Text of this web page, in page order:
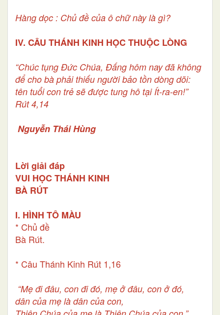
Hàng dọc : Chủ đề của ô chữ này là gì?
IV. CÂU THÁNH KINH HỌC THUỘC LÒNG
“Chúc tụng Đức Chúa, Đấng hôm nay đã không
để cho bà phải thiếu người bảo tồn dòng dõi:
tên tuổi con trẻ sẽ được tung hô tại Ít-ra-en!”
Rút 4,14
Nguyễn Thái Hùng
Lời giải đáp
VUI HỌC THÁNH KINH
BÀ RÚT
I. HÌNH TÔ MÀU
* Chủ đề
Bà Rút.
* Câu Thánh Kinh Rút 1,16
“Mẹ đi đâu, con đi đó, mẹ ở đâu, con ở đó,
dân của mẹ là dân của con,